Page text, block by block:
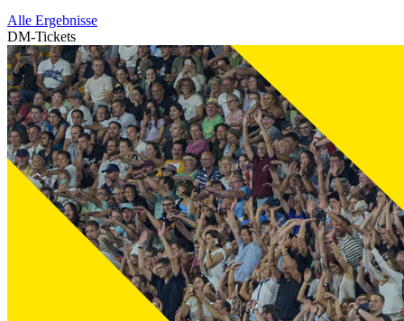
Alle Ergebnisse
DM-Tickets